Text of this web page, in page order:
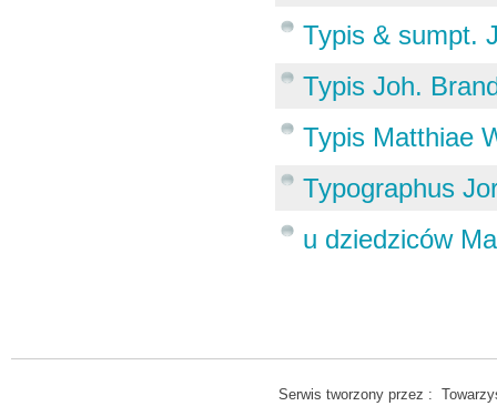
Typis & sumpt.
Typis Joh.
Typis Matthiae
Typographus
u dziedziców
Serwis tworzony przez :